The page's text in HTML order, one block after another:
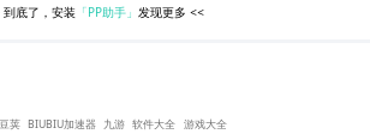
到底了，安装 「PP助手」发现更多<<
荚 BIUBIU加速器 九游 软件大全 游戏大全